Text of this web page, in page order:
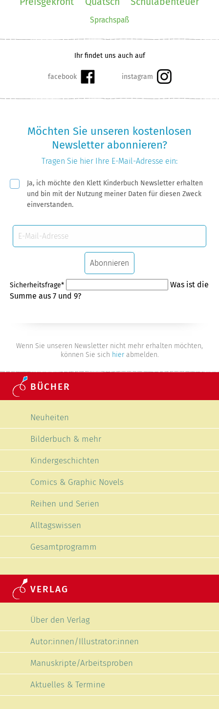
Sprachspaß
Ihr findet uns auch auf
Möchten Sie unseren kostenlosen
Newsletter abonnieren?
Tragen Sie hier Ihre E-Mail-Adresse ein:
PflichtfeldJa, ich möchte den Klett Kinderbuch Newsletter erhalten
und bin mit der Nutzung meiner Daten für diesen Zweck
einverstanden.
E-
Mail-
Abonnieren
Pflichtfeld
Sicherheitsfrage*
Was ist die
Summe aus 7 und 9?
Wenn Sie unseren Newsletter nicht mehr erhalten möchten,
können Sie sich hierabmelden.
BÜCHER
Navigation überspringen
Neuheiten
Bilderbuch & mehr
Kindergeschichten
Comics & Graphic Novels
Reihen und Serien
Alltagswissen
Gesamtprogramm
VERLAG
Navigation überspringen
Über den Verlag
Autor:innen/Illustrator:innen
Manuskripte/Arbeitsproben
Aktuelles & Termine